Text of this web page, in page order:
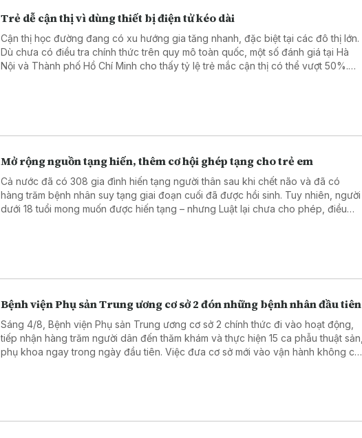
Trẻ dễ cận thị vì dùng thiết bị điện tử kéo dài
Cận thị học đường đang có xu hướng gia tăng nhanh, đặc biệt tại các đô thị lớn.
Dù chưa có điều tra chính thức trên quy mô toàn quốc, một số đánh giá tại Hà
Nội và Thành phố Hồ Chí Minh cho thấy tỷ lệ trẻ mắc cận thị có thể vượt 50%.
Mở rộng nguồn tạng hiến, thêm cơ hội ghép tạng cho trẻ em
Cả nước đã có 308 gia đình hiến tạng người thân sau khi chết não và đã có
hàng trăm bệnh nhân suy tạng giai đoạn cuối đã được hồi sinh. Tuy nhiên, người
dưới 18 tuổi mong muốn được hiến tạng – nhưng Luật lại chưa cho phép, điều
Bệnh viện Phụ sản Trung ương cơ sở 2 đón những bệnh nhân đầu tiên
Sáng 4/8, Bệnh viện Phụ sản Trung ương cơ sở 2 chính thức đi vào hoạt động,
tiếp nhận hàng trăm người dân đến thăm khám và thực hiện 15 ca phẫu thuật sản,
phụ khoa ngay trong ngày đầu tiên. Việc đưa cơ sở mới vào vận hành không chỉ